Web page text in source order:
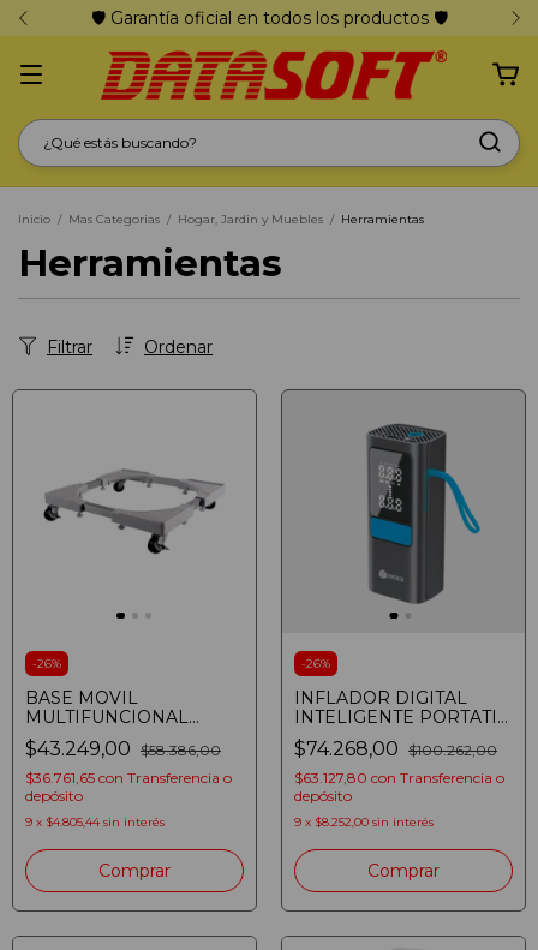
🛡️ Garantía oficial en todos los productos 🛡️
Inicio / Mas Categorias / Hogar, Jardin y Muebles / Herramientas
Herramientas
Ordenar
Filtrar
-26%
BASE MOVIL
MULTIFUNCIONAL
ONEBOX OB-BHL200
200KG
HELADERAS/LAVARROPAS/GENERADOR
ELECTRICO
$43.249,00 $58.386,00
$36.761,65 con Transferencia o
depósito
9 x $4.805,44 sin interés
-26%
INFLADOR DIGITAL
INTELIGENTE PORTATIL
ONEBOX OB-D1
$74.268,00 $100.262,00
$63.127,80 con Transferencia o
depósito
9 x $8.252,00 sin interés